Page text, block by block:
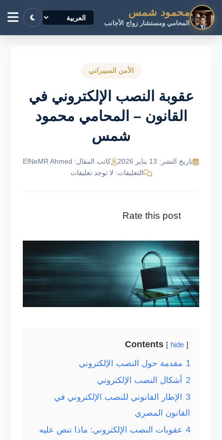
محمود شمس
المحامي ومستشار زواج الأجانب
الأمن السيبراني
عقوبة النصب الإلكتروني في
القانون – المحامي محمود
شمس
تاريخ النشر: 13 يناير 2026
كاتب المقال: ElNeMR Ahmed
التعليقات: لا توجد تعليقات
Rate this post
Contents hide
1 مقدمة حول النصب الإلكتروني
2
أشكال النصب الإلكتروني
3
الإطار القانوني للنصب الإلكتروني في
القانون المصري
4 عقوبات النصب الإلكتروني: ماذا تنص عليه